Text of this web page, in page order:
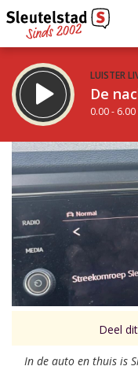
LUISTER
De
0.00 -
STRAKS:
De ochtend van
6.00 - 12.00 uur
Vorig uur
Deel
In de auto en thuis is